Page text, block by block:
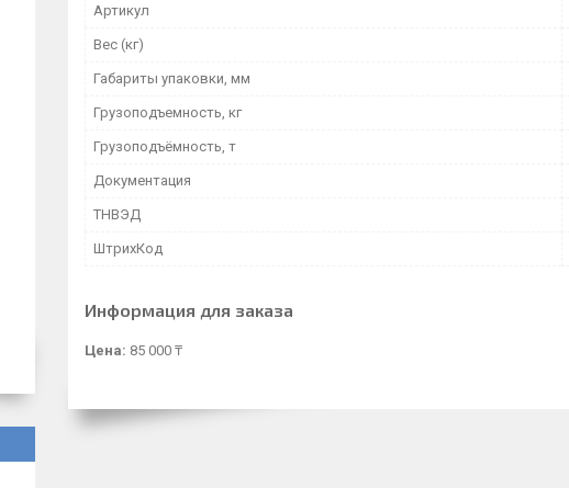
Артикул
Вес (кг)
Габариты упаковки, мм
Грузоподъемность, кг
Грузоподъёмность, т
Документация
ТНВЭД
ШтрихКод
Информация для заказа
Цена: 85 000 ₸